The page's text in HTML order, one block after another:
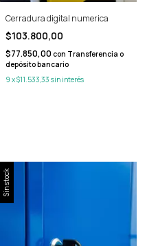
Cerradura digital numerica
$103.800,00
$77.850,00 con Transferencia o
depósito bancario
9 x$11.533,33 sin interés
Sin stock